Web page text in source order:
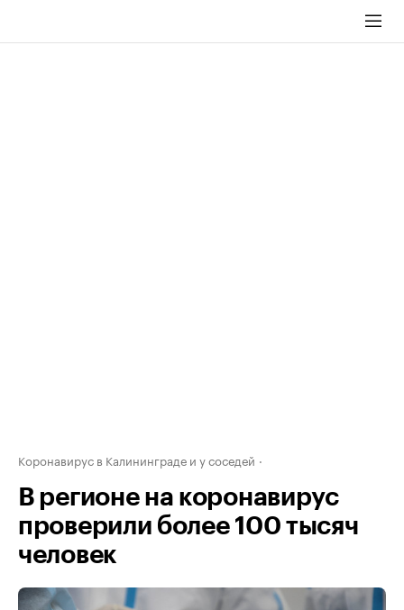
Коронавирус в Калининграде и у соседей
В регионе на коронавирус
проверили более 100 тысяч
человек